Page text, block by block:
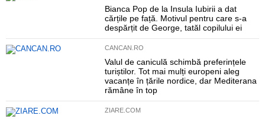
Bianca Pop de la Insula Iubirii a dat
cărțile pe față. Motivul pentru care s-a
despărțit de George, tatăl copilului ei
CANCAN.RO
Valul de caniculă schimbă preferințele
turiștilor. Tot mai mulți europeni aleg
vacanțe în țările nordice, dar Mediterana
rămâne în top
ZIARE.COM